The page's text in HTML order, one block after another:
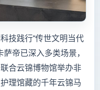
技践行“传世文明当代
帝已深入多类场景，
合云锦博物馆举办非
理馆藏的千年云锦马